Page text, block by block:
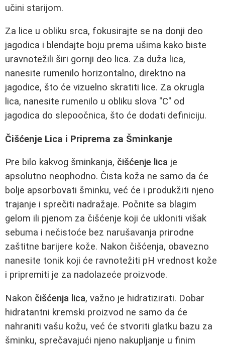
učini starijom.
Za lice u obliku srca, fokusirajte se na donji deo
jagodica i blendajte boju prema ušima kako biste
uravnotežili širi gornji deo lica. Za duža lica,
nanesite rumenilo horizontalno, direktno na
jagodice, što će vizuelno skratiti lice. Za okrugla
lica, nanesite rumenilo u obliku slova "C" od
jagodica do slepoočnica, što će dodati definiciju.
Čišćenje Lica i Priprema za Šminkanje
Pre bilo kakvog šminkanja, čišćenje lica je
apsolutno neophodno. Čista koža ne samo da će
bolje apsorbovati šminku, već će i produkžiti njeno
trajanje i sprečiti nadražaje. Počnite sa blagim
gelom ili pjenom za čišćenje koji će ukloniti višak
sebuma i nečistoće bez narušavanja prirodne
zaštitne barijere kože. Nakon čišćenja, obavezno
nanesite tonik koji će ravnotežiti pH vrednost kože
i pripremiti je za nadolazeće proizvode.
Nakon čišćenja lica, važno je hidratizirati. Dobar
hidratantni kremski proizvod ne samo da će
nahraniti vašu kožu, već će stvoriti glatku bazu za
šminku, sprečavajući njeno nakupljanje u finim